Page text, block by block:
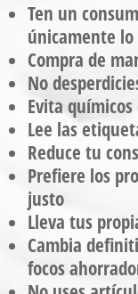
Ten un
únicamente
Compra de
No
Evita
Lee las
Reduce tu
Prefiere los
justo
Lleva tus
Cambia
focos